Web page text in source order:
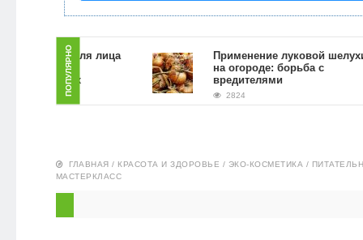
НОВОСТИ
ПОПУЛЯРНО
скраб для лица
Применение луковой шелухи
на огороде: борьба с
вредителями
2824
ГЛАВНАЯ / КРАСОТА И ЗДОРОВЬЕ / ЭКО-КОСМЕТИКА /
МАСТЕРКЛАСС